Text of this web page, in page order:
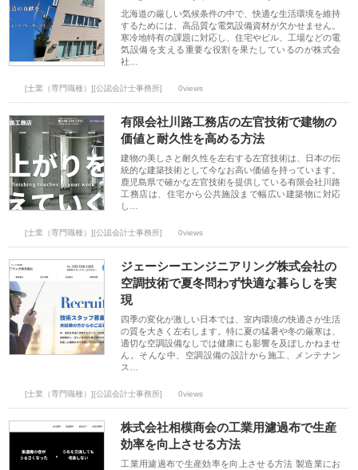
北海道の厳しい気候条件の中で、快適な生活環境を維持
するためには、高品質な電気設備資材が欠かせません。
寒冷地特有の課題に対応し、住宅やビル、工場などの電
気設備を支える重要な役割を果たしているのが株式会
社…
[士業（専門職種）][公認会計士事務所] 0views
有限会社川路工務店の左官技術で建物の
価値と耐久性を高める方法
建物の美しさと耐久性を左右する左官技術は、日本の伝
統的な建築技術として今なお高い価値を持っています。
鹿児島県で確かな左官技術を提供している有限会社川路
工務店は、住宅から公共施設まで幅広い建築物に対応
し…
[士業（専門職種）][公認会計士事務所] 0views
ジェーシーエンジニアリング株式会社の
空調技術で夏冬問わず快適な暮らしを実
現
四季の変化が激しい日本では、室内環境の快適さが生活
の質を大きく左右します。特に夏の猛暑や冬の厳寒は、
適切な空調設備なしでは健康にも影響を及ぼしかねませ
ん。そんな中、空調設備の設計から施工、メンテナン
ス…
[士業（専門職種）][公認会計士事務所] 0views
株式会社相模商会の工業用濾過布で生産
効率を向上させる方法
工業用濾過布で生産効率を向上させる方法 製造業にお